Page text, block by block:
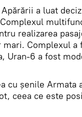
a luat
realizarea
Complexul
Uran-6 a fost
cu șenile
ceea ce este